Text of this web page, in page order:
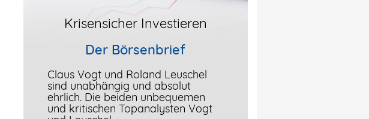
Krisensicher Investieren
Der Börsenbrief
Claus Vogt und Roland Leuschel
sind unabhängig und absolut
ehrlich. Die beiden unbequemen
und kritischen Topanalysten Vogt